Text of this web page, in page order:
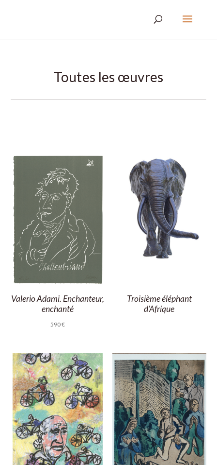
Toutes les œuvres
Valerio Adami. Enchanteur,
enchanté
590€
Troisième éléphant
d’Afrique